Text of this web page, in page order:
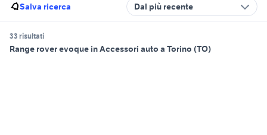
Salva ricerca Dal più recente
33 risultati
Range rover evoque in Accessori auto a Torino (TO)